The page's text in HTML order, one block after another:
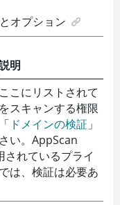
オプション
明
こにリストされて
スキャンする権限
ドメインの検証 」
い。 AppScan
れているプライ
は、検証は必要あ